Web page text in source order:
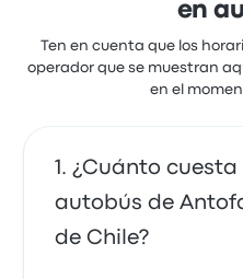
en
Ten en cuenta que los
operador que se muestran
en el
¿Cuánto cuesta
autobús de
de Chile?